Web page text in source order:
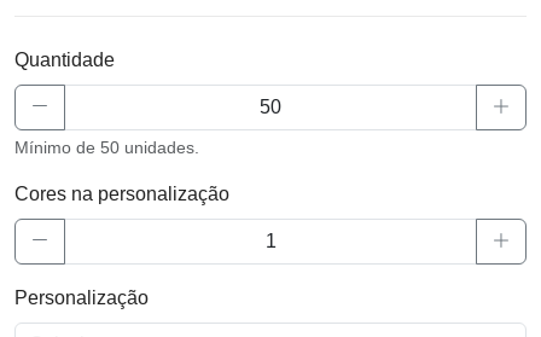
Quantidade
Mínimo de 50 unidades.
Cores na personalização
Personalização